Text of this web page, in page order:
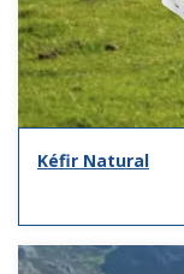
Kéfir Natural